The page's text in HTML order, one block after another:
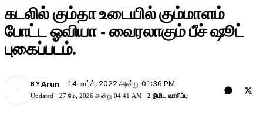
கடலில் கும்தா உடையில் கும்மாளம்
போட்ட ஓவியா - வைரலாகும் பீச் ஷூட்
புகைப்படம்.
A
BYArun 14 மார்ச், 2022 அன்று 01:36 PM
Updated · 27 மே, 2026 அன்று 04:41 AM 2 நிமிட வாசிப்பு